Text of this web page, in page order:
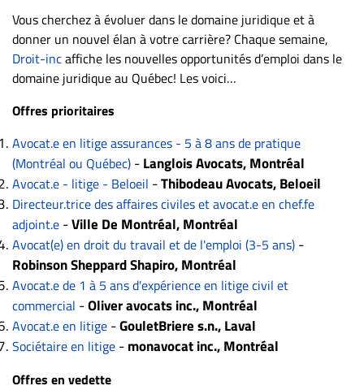
Scoop?
CABINETS
ET
ENTREPRISES
Espace
Page
entreprises
Publier
un
emploi
Publicité
Solutions de
recrutements
TROUVEZ-
NOUS
Vous cherchez à évoluer dans le domaine juridique et à
donner un nouvel élan à votre carrière? Chaque semaine,
Droit-incaffiche les nouvelles opportunités d’emploi dans le
domaine juridique au Québec! Les voici…
Offres prioritaires
Avocat.e en litige assurances - 5 à 8 ans de pratique
(Montréal ou Québec) -Langlois Avocats, Montréal
Avocat.e - litige - Beloeil -Thibodeau Avocats, Beloeil
Directeur.trice des affaires civiles et avocat.e en chef.fe
adjoint.e -Ville De Montréal, Montréal
Avocat(e) en droit du travail et de l'emploi (3-5 ans) -
Robinson Sheppard Shapiro, Montréal
Avocat.e de 1 à 5 ans d'expérience en litige civil et
commercial -Oliver avocats inc., Montréal
Avocat.e en litige -GouletBriere s.n., Laval
Sociétaire en litige -monavocat inc., Montréal
Offres en vedette